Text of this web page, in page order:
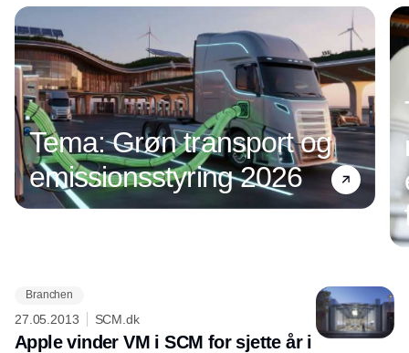
Tema: Grøn transport og
emissionsstyring 2026
Branchen
27.05.2013 SCM.dk
Apple vinder VM i SCM for sjette år i